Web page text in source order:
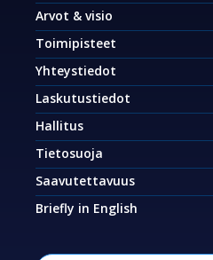
Arvot & visio
Toimipisteet
Yhteystiedot
Laskutustiedot
Hallitus
Tietosuoja
Saavutettavuus
Briefly in English